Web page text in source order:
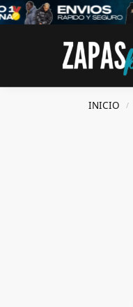
Search
INICIO /